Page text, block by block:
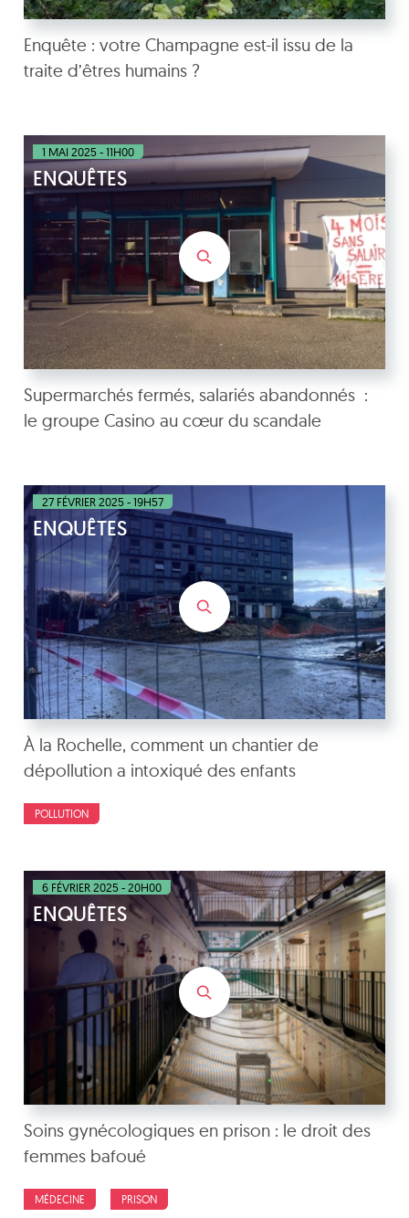
Enquête : votre Champagne est-il issu de la
traite d’êtres humains ?
1 MAI 2025 - 11H00
ENQUÊTES
Supermarchés fermés, salariés abandonnés :
le groupe Casino au cœur du scandale
27 FÉVRIER 2025 - 19H57
ENQUÊTES
À la Rochelle, comment un chantier de
dépollution a intoxiqué des enfants
POLLUTION
6 FÉVRIER 2025 - 20H00
ENQUÊTES
Soins gynécologiques en prison : le droit des
femmes bafoué
MÉDECINE PRISON